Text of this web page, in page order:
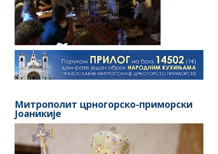
Митрополит црногорско-приморски
Јоаникије